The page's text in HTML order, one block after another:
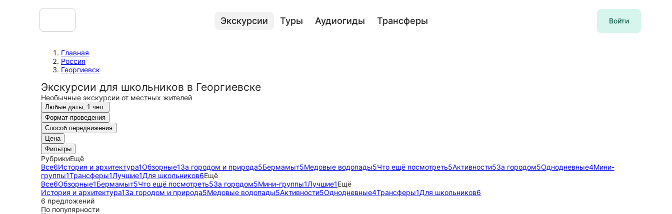
Экскурсии Туры Аудиогиды Трансферы Войти
Главная
Россия
Георгиевск
Экскурсии для школьников в Георгиевске
Необычные экскурсии от местных жителей
Любые даты, 1 чел.
Формат проведения
Способ передвижения
Цена
Фильтры
РубрикиЕщё
Все6История и архитектура1Обзорные1За городом и природа5Бермамыт5Медовые водопады5Что ещё посмотреть5Активности5За городом5Однодневные4Мини-
группы1Трансферы1Лучшие1Для школьников6Ещё
Все6Обзорные1Бермамыт5Что ещё посмотреть5За городом5Мини-группы1Лучшие1Ещё
История и архитектура1За городом и природа5Медовые водопады5Активности5Однодневные4Трансферы1Для школьников6
6 предложений
По популярности